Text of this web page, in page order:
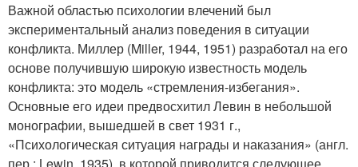
Важной областью психологии влечений был
экспериментальный анализ поведения в ситуации
конфликта. Миллер (Miller, 1944, 1951) разработал на его
основе получившую широкую известность модель
конфликта: это модель «стремления-избегания».
Основные его идеи предвосхитил Левин в небольшой
монографии, вышедшей в свет 1931 г.,
«Психологическая ситуация награды и наказания» (англ.